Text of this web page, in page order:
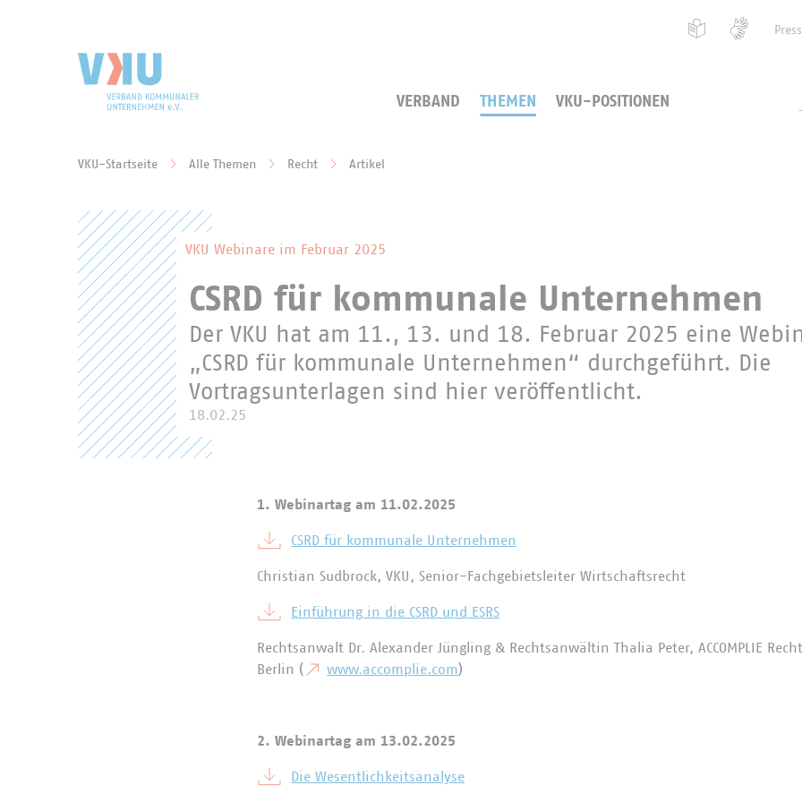
VERBAND THEMEN VKU-POSITIONEN
VKU-Startseite Alle Themen Recht Artikel
VKU Webinare im Februar 2025
CSRD für kommunale Unternehmen
Der VKU hat am 11., 13. und 18. Februar 2025 eine
„CSRD für kommunale Unternehmen“ durchgeführt. Die
Vortragsunterlagen sind hier veröffentlicht.
18.02.25
1. Webinartag am 11.02.2025
CSRD für kommunale Unternehmen
Christian Sudbrock, VKU, Senior-Fachgebietsleiter Wirtschaftsrecht
Einführung in die CSRD und ESRS
Rechtsanwalt Dr. Alexander Jüngling & Rechtsanwältin Thalia Peter, ACCOMPLIE
Berlin (
www.accomplie.com)
2. Webinartag am 13.02.2025
Die Wesentlichkeitsanalyse